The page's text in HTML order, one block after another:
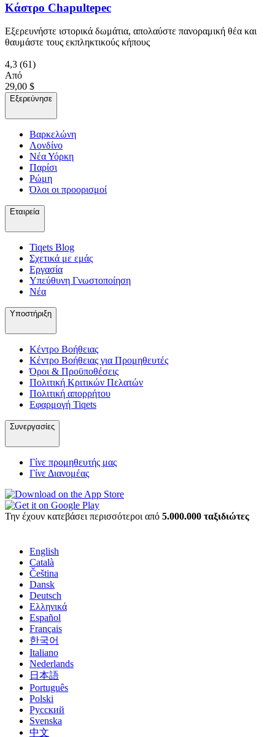
Κάστρο Chapultepec
Εξερευνήστε ιστορικά δωμάτια, απολαύστε πανοραμική θέα και
θαυμάστε τους εκπληκτικούς κήπους
4,3 (61)
Από
29,00 $
Εξερεύνησε
Βαρκελώνη
Λονδίνο
Νέα Υόρκη
Παρίσι
Ρώμη
Όλοι οι προορισμοί
Εταιρεία
Tiqets Βlog
Σχετικά με εμάς
Εργασία
Υπεύθυνη Γνωστοποίηση
Νέα
Υποστήριξη
Κέντρο Βοήθειας
Κέντρο Βοήθειας για Προμηθευτές
Όροι & Προϋποθέσεις
Πολιτική Κριτικών Πελατών
Πολιτική απορρήτου
Εφαρμογή Tiqets
Συνεργασίες
Γίνε προμηθευτής μας
Γίνε Διανομέας
Την έχουν κατεβάσει περισσότεροι από 5.000.000 ταξιδιώτες
English
Català
Čeština
Dansk
Deutsch
Ελληνικά
Español
Français
한국어
Italiano
Nederlands
日本語
Português
Polski
Русский
Svenska
中文